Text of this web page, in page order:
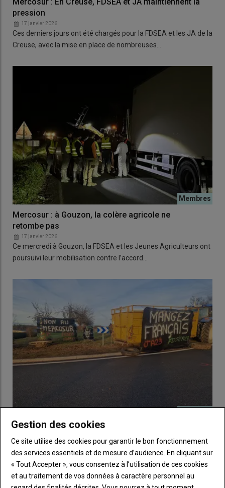
Mercosur : En Creuse, FDSEA et JA maintiennent la
pression
17 janvier 2026
Ces derniers jours ont été chargés pour la FDSEA et les JA de la
Creuse, avec la mise en place de nombreuses…
Mercosur : à Gouzon, la colère agricole ne
retombe pas
17 janvier 2026
Ce mercredi à Gouzon, la FDSEA et les Jeunes Agriculteurs ont
poursuivi leur mobilisation contre l’accord…
FDSEA et JA de la Creuse contrôlent les entrées du
département
17 janvier 2026
Gestion des cookies
Ce site utilise des cookies pour garantir le bon fonctionnement
des services essentiels et de mesure d’audience. En cliquant sur
« Tout Accepter », vous consentez à l’utilisation de ces cookies
et au traitement de vos données à caractère personnel au